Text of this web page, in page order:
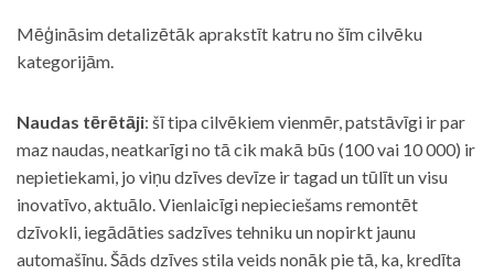
Mēģināsim detalizētāk aprakstīt katru no šīm cilvēku
kategorijām.
Naudas tērētāji: šī tipa cilvēkiem vienmēr, patstāvīgi ir par
maz naudas, neatkarīgi no tā cik makā būs (100 vai 10 000) ir
nepietiekami, jo viņu dzīves devīze ir tagad un tūlīt un visu
inovatīvo, aktuālo. Vienlaicīgi nepieciešams remontēt
dzīvokli, iegādāties sadzīves tehniku un nopirkt jaunu
automašīnu. Šāds dzīves stila veids nonāk pie tā, ka, kredīta